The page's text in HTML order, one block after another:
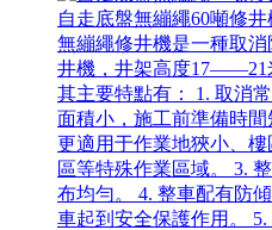
自走底盤無繃繩60噸修井
無繃繩修井機是一種取
井機，井架高度17——21
其主要特點有： 1. 取消
面積小，施工前準備時間
更適用于作業地狹小、
區等特殊作業區域。 3.
布均勻。 4. 整車配有防
車起到安全保護作用。